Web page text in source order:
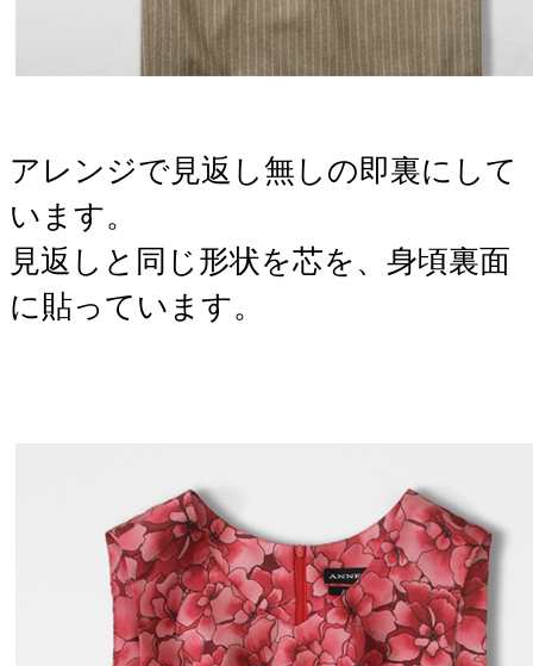
アレンジで見返し無しの即裏にして
います。
見返しと同じ形状を芯を、身頃裏面
に貼っています。